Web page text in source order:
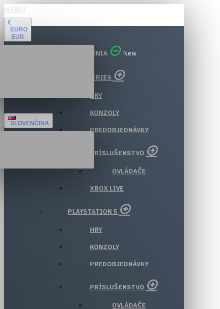
€
EURO
EUR
SLOVENČINA
VŠETKY ODDELENIA New
XBOX SERIES
HRY
KONZOLY
PREDOBJEDNÁVKY
PRÍSLUŠENSTVO
OVLÁDAČE
XBOX LIVE
PLAYSTATION 5
HRY
KONZOLY
PREDOBJEDNÁVKY
PRÍSLUŠENSTVO
OVLÁDAČE